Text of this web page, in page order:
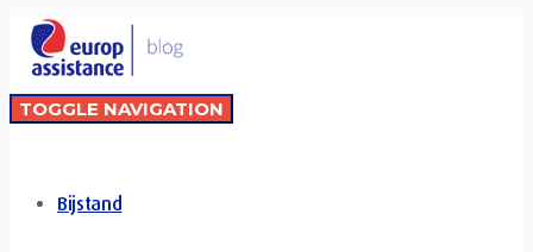
TOGGLE NAVIGATION
Bijstand